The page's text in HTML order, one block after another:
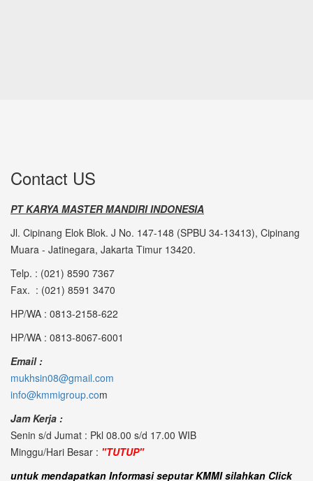
Contact US
PT KARYA MASTER MANDIRI INDONESIA
Jl. Cipinang Elok Blok. J No. 147-148 (SPBU 34-13413), Cipinang
Muara - Jatinegara, Jakarta Timur 13420.
Telp. : (021) 8590 7367
Fax. : (021) 8591 3470
HP/WA : 0813-2158-622
HP/WA : 0813-8067-6001
Email :
mukhsin08@gmail.com
info@kmmigroup.com
Jam Kerja :
Senin s/d Jumat : Pkl 08.00 s/d 17.00 WIB
Minggu/Hari Besar : "TUTUP"
untuk mendapatkan Informasi seputar KMMI silahkan Click